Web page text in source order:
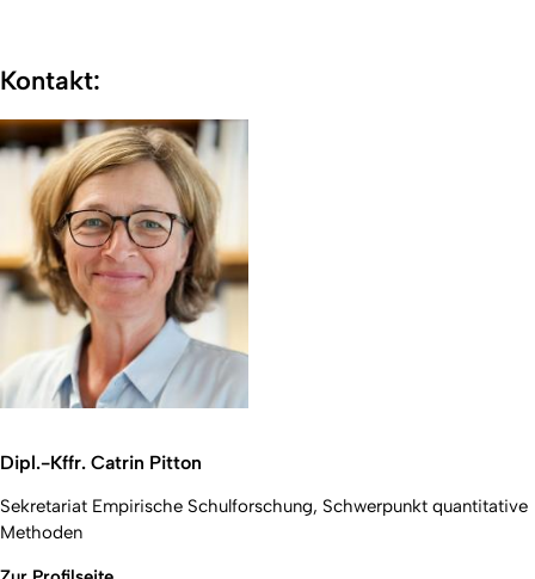
Kontakt:
Dipl.-Kffr. Catrin Pitton
Sekretariat Empirische Schulforschung, Schwerpunkt quantitative
Methoden